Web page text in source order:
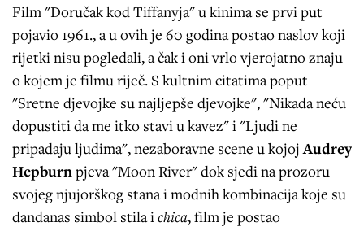
Film "Doručak kod Tiffanyja" u kinima se prvi put
pojavio 1961., a u ovih je 60 godina postao naslov koji
rijetki nisu pogledali, a čak i oni vrlo vjerojatno znaju
o kojem je filmu riječ. S kultnim citatima poput
"Sretne djevojke su najljepše djevojke", "Nikada neću
dopustiti da me itko stavi u kavez" i "Ljudi ne
pripadaju ljudima", nezaboravne scene u kojojAudrey
Hepburnpjeva "Moon River" dok sjedi na prozoru
svojeg njujorškog stana i modnih kombinacija koje su
dandanas simbol stila ichica, film je postao